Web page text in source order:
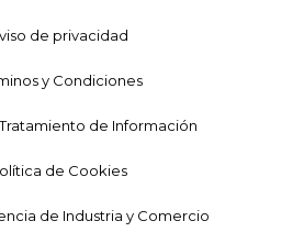
de privacidad
y Condiciones
de Información
de Cookies
de Industria y Comercio